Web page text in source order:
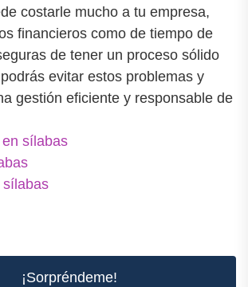
costarle mucho a tu empresa,
financieros como de tiempo de
de tener un proceso sólido
evitar estos problemas y
gestión eficiente y responsable de
sílabas
sílabas
¡Sorpréndeme!